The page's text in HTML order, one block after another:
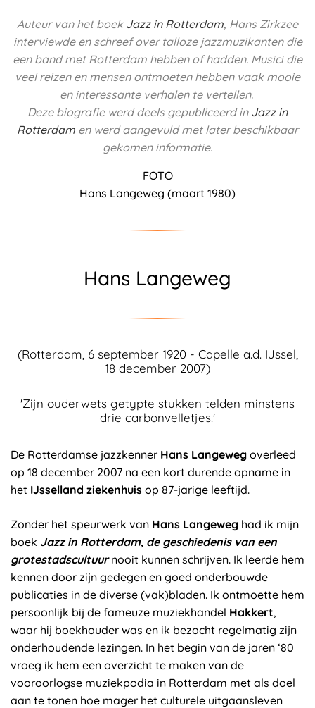
Auteur van het boek Jazz in Rotterdam , Hans Zirkzee
interviewde en schreef over talloze jazzmuzikanten die
een band met Rotterdam hebben of hadden. Musici die
veel reizen en mensen ontmoeten hebben vaak mooie
en interessante verhalen te vertellen.
Deze biografie werd deelsgepubliceerd in Jazz in
Rotterdam en werd aangevuld met later beschikbaar
gekomen informatie.
FOTO
Hans Langeweg (maart 1980)
Hans Langeweg
(Rotterdam, 6 september 1920 - Capelle a.d. IJssel,
18 december 2007)
'Zijn ouderwets getypte stukken telden minstens
drie carbonvelletjes.'
De Rotterdamse jazzkenner Hans Langeweg overleed
op 18 december 2007 na een kort durende opname in
het IJsselland ziekenhuis op 87-jarige leeftijd.
Zonder het speurwerk van Hans Langeweg had ik mijn
boek Jazz in Rotterdam, de geschiedenis van een
grotestadscultuurnooit kunnen schrijven. Ik leerde hem
kennen door zijn gedegen en goed onderbouwde
publicaties in de diverse (vak)bladen. Ik ontmoette hem
persoonlijk bij de fameuze muziekhandel Hakkert,
waar hij boekhouder was en ik bezocht regelmatig zijn
onderhoudende lezingen. In het begin van de jaren ‘80
vroeg ik hem een overzicht te maken van de
vooroorlogse muziekpodia in Rotterdam met als doel
aan te tonen hoe mager het culturele uitgaansleven